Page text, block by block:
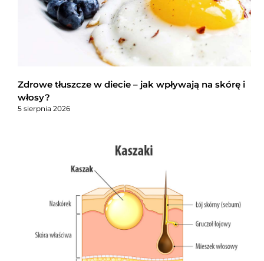
Zdrowe tłuszcze w diecie – jak wpływają na skórę i
włosy?
5 sierpnia 2026